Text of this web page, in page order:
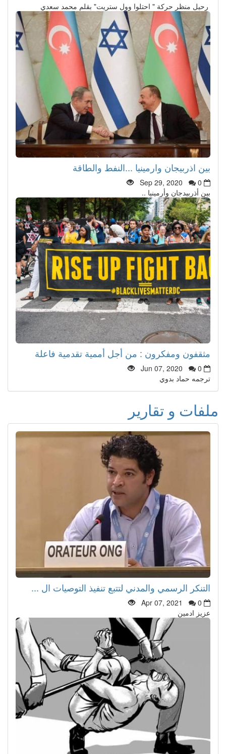
رحيل منظر حركة " احتلوا وول ستريت" بقلم محمد سعدي
بين اذربيجان وارمينيا ...النفط والطاقة
Sep 29, 2020
0
بين أذربيدجان وأرمينيا ..
مثقفون ومفكرون : من أجل أممية تقدمية فاعلة
Jun 07, 2020
0
ترجمه حماد بدوي
ملفات و تقارير
التنكر الرسمي والمدني لتتبع تنفيذ التوصيات ال ...
Apr 07, 2021
0
عزيز ادمين